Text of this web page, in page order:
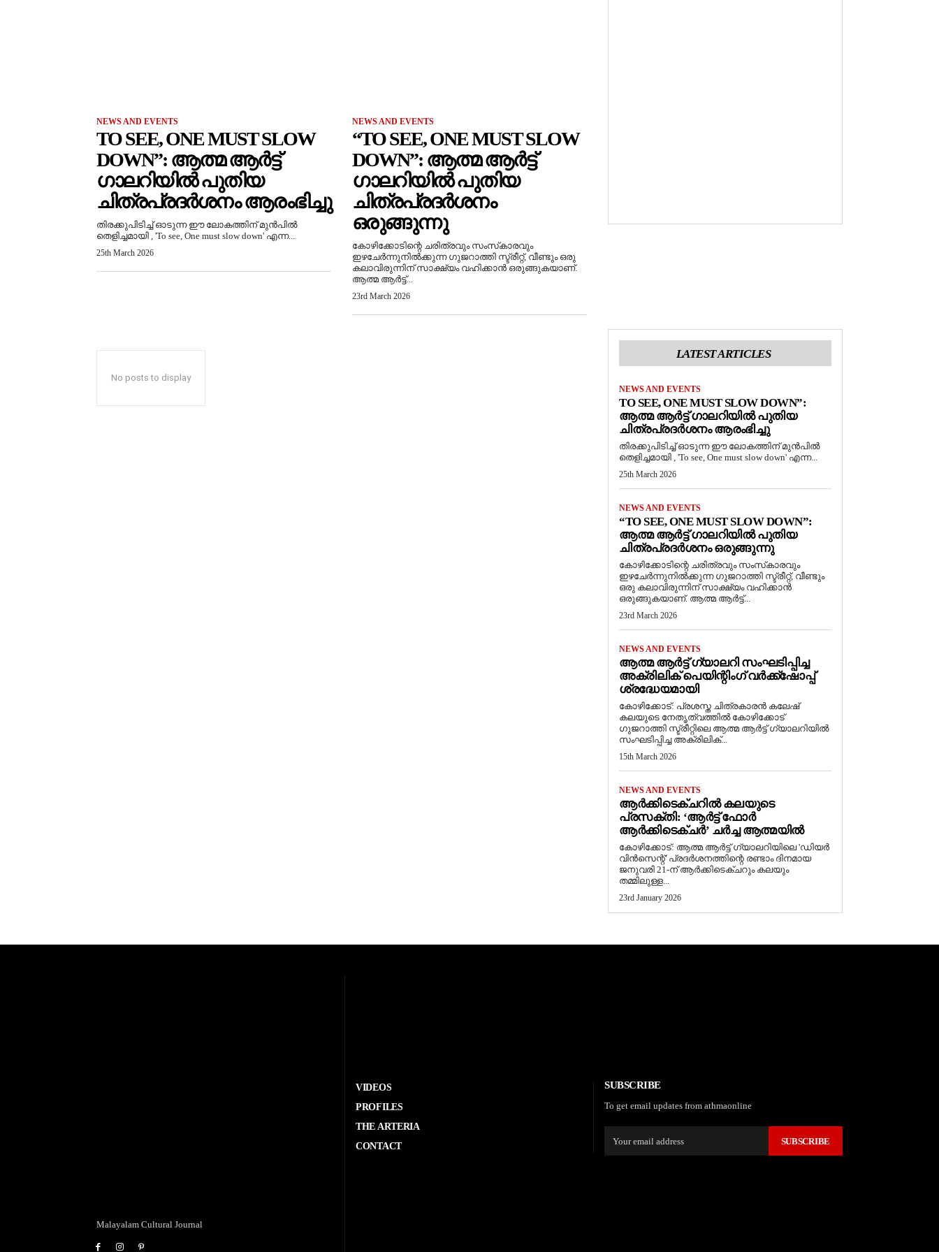
NEWS AND EVENTS
TO SEE, ONE MUST SLOW
DOWN”: ആത്മ ആർട്ട്
ഗാലറിയിൽ പുതിയ
ചിത്രപ്രദർശനം ആരംഭിച്ചു
തിരക്കുപിടിച്ച് ഓടുന്ന ഈ ലോകത്തിന് മുൻപിൽ
തെളിച്ചമായി , 'To see, One must slow down' എന്ന...
25th March 2026
NEWS AND EVENTS
“TO SEE, ONE MUST SLOW
DOWN”: ആത്മ ആർട്ട്
ഗാലറിയിൽ പുതിയ
ചിത്രപ്രദർശനം
ഒരുങ്ങുന്നു
കോഴിക്കോടിന്റെ ചരിത്രവും സംസ്‌കാരവും
ഇഴചേർന്നുനിൽക്കുന്ന ഗുജറാത്തി സ്ട്രീറ്റ്, വീണ്ടും ഒരു
കലാവിരുന്നിന് സാക്ഷ്യം വഹിക്കാൻ ഒരുങ്ങുകയാണ്.
ആത്മ ആർട്ട്...
23rd March 2026
No posts to display
LATEST ARTICLES
NEWS AND EVENTS
TO SEE, ONE MUST SLOW DOWN”:
ആത്മ ആർട്ട് ഗാലറിയിൽ പുതിയ
ചിത്രപ്രദർശനം ആരംഭിച്ചു
തിരക്കുപിടിച്ച് ഓടുന്ന ഈ ലോകത്തിന് മുൻപിൽ
തെളിച്ചമായി , 'To see, One must slow down' എന്ന...
25th March 2026
NEWS AND EVENTS
“TO SEE, ONE MUST SLOW DOWN”:
ആത്മ ആർട്ട് ഗാലറിയിൽ പുതിയ
ചിത്രപ്രദർശനം ഒരുങ്ങുന്നു
കോഴിക്കോടിന്റെ ചരിത്രവും സംസ്‌കാരവും
ഇഴചേർന്നുനിൽക്കുന്ന ഗുജറാത്തി സ്ട്രീറ്റ്, വീണ്ടും
ഒരു കലാവിരുന്നിന് സാക്ഷ്യം വഹിക്കാൻ
ഒരുങ്ങുകയാണ്. ആത്മ ആർട്ട്...
23rd March 2026
NEWS AND EVENTS
ആത്മ ആർട്ട് ഗ്യാലറി സംഘടിപ്പിച്ച
അക്രിലിക് പെയിന്റിംഗ് വർക്ക്‌ഷോപ്പ്
ശ്രദ്ധേയമായി
കോഴിക്കോട്: പ്രശസ്ത ചിത്രകാരൻ കലേഷ്
കലയുടെ നേതൃത്വത്തിൽ കോഴിക്കോട്
ഗുജറാത്തി സ്ട്രീറ്റിലെ ആത്മ ആർട്ട് ഗ്യാലറിയിൽ
സംഘടിപ്പിച്ച അക്രിലിക്...
15th March 2026
NEWS AND EVENTS
ആർക്കിടെക്ചറിൽ കലയുടെ
പ്രസക്തി: ‘ആർട്ട് ഫോർ
ആർക്കിടെക്ചർ’ ചർച്ച ആത്മയിൽ
​കോഴിക്കോട്: ആത്മ ആർട്ട് ഗ്യാലറിയിലെ 'ഡിയർ
വിൻസെന്റ്' പ്രദർശനത്തിന്റെ രണ്ടാം ദിനമായ
ജനുവരി 21-ന് ആർക്കിടെക്ചറും കലയും
തമ്മിലുള്ള...
23rd January 2026
Malayalam Cultural Journal
VIDEOS
PROFILES
THE ARTERIA
CONTACT
SUBSCRIBE
To get email updates from athmaonline
SUBSCRIBE